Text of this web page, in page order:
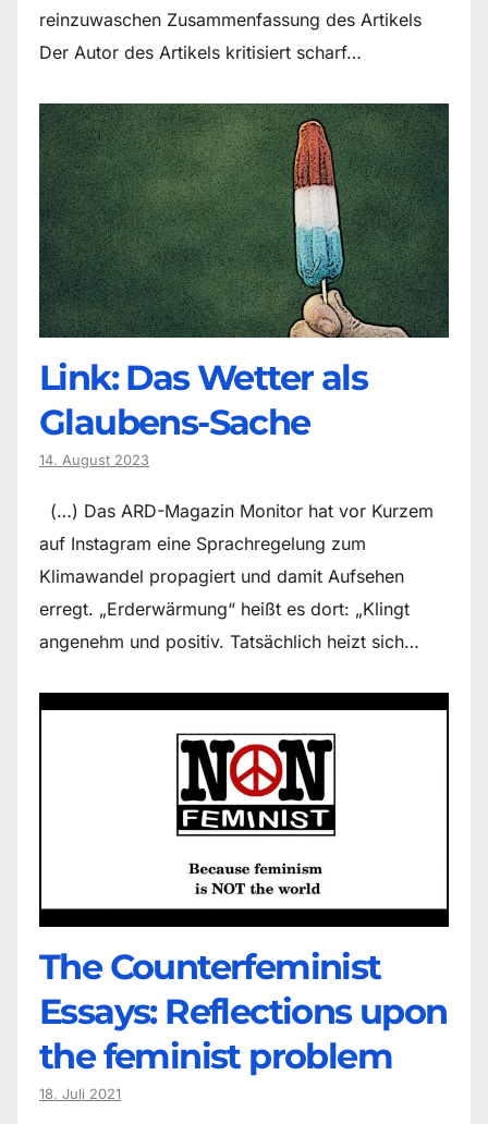
reinzuwaschen Zusammenfassung des Artikels
Der Autor des Artikels kritisiert scharf…
Link: Das Wetter als
Glaubens-Sache
14. August 2023
(…) Das ARD-Magazin Monitor hat vor Kurzem
auf Instagram eine Sprachregelung zum
Klimawandel propagiert und damit Aufsehen
erregt. „Erderwärmung“ heißt es dort: „Klingt
angenehm und positiv. Tatsächlich heizt sich…
The Counter­feminist
Essays: Reflections upon
the feminist problem
18. Juli 2021